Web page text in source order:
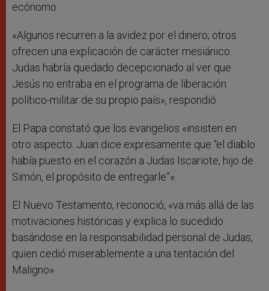
ecónomo.
«Algunos recurren a la avidez por el dinero; otros
ofrecen una explicación de carácter mesiánico:
Judas habría quedado decepcionado al ver que
Jesús no entraba en el programa de liberación
político-militar de su propio país», respondió.
El Papa constató que los evangelios «insisten en
otro aspecto: Juan dice expresamente que “el diablo
había puesto en el corazón a Judas Iscariote, hijo de
Simón, el propósito de entregarle”».
El Nuevo Testamento, reconoció, «va más allá de las
motivaciones históricas y explica lo sucedido
basándose en la responsabilidad personal de Judas,
quien cedió miserablemente a una tentación del
Maligno».